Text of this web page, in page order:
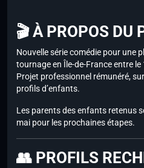
🎬 À PROPOS DU
Nouvelle série comédie pour une
tournage en Île-de-France entre
Projet professionnel rémunéré,
profils d’enfants.
Les parents des enfants retenus
mai pour les prochaines étapes.
👥 PROFILS